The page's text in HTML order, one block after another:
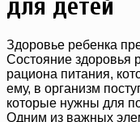
Здоровье ребенка
Состояние здоровья
рациона питания,
ему, в организм
которые нужны для
Одним из важных